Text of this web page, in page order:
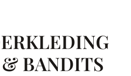
BANDITS